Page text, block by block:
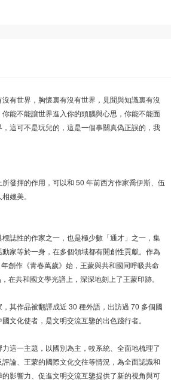
有世界，胸懷裏有沒有世界，見聞與知識裏有沒
能不能讓世界進入你的頭腦與心思，你能不能面
這可不是玩兒的，這是一個事關真偽正誤的，我
發揮的作用，可以和 50 年前西方作家喬伊斯、伍
媲美。
誌性的作家之一，也是極少數「通才」之一，集
家等於一身，在多個領域都有開創性貢獻。作為
創作《青春萬歲》始，王蒙與共和國同呼吸共命
在共和國文學光譜上，深深地刻上了王蒙印跡。
其作品被翻譯成近 30 種外語，出訪過 70 多個國
文化使者，是文明交流互鑒的出色踐行者。
這一主題，以國別為主，較系統、全面地梳理了
論、王蒙的國際文化交往等情況，為全面認識和
影響力、促進文明交流互鑒提供了新的視角與可